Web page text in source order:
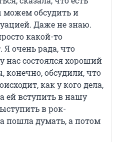
обсудить и
Даже не знаю.
какой-то
очень рада, что
нас состоялся хороший
конечно, обсудили, что
как у кого дела,
ей вступить в нашу
в рок-
пошла думать, а потом